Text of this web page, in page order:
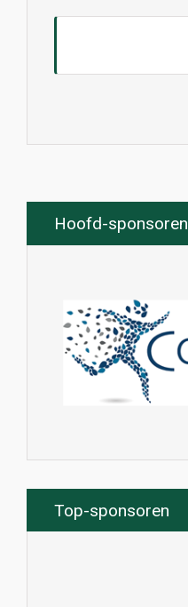
Hoofd-sponsoren
Top-sponsoren